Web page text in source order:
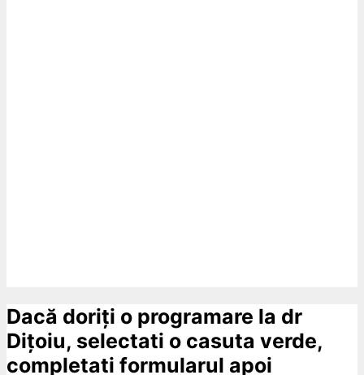
Dacă doriți o programare la dr
Dițoiu, selectati o casuta verde,
completati formularul apoi